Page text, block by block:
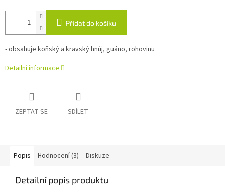
Přidat do košíku
- obsahuje koňský a kravský hnůj, guáno, rohovinu
Detailní informace
ZEPTAT SE SDÍLET
Popis Hodnocení (3) Diskuze
Detailní popis produktu